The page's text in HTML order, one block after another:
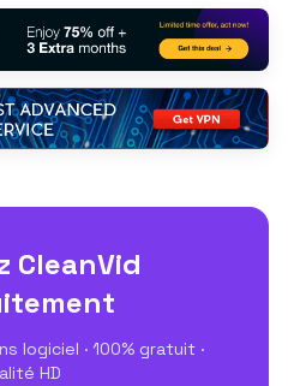
CleanVid
logiciel · 100% gratuit ·
HD